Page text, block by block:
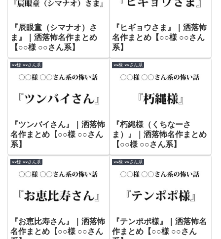
『辰眼童（シマナオ）さ
ま』｜洒落怖名作まとめ
【○○様 ○○さん系】
『ヒギョウさま』｜洒落怖
名作まとめ【○○様 ○○さん
系】
○○様 ○○さん系
『ツンバイさん』｜洒落怖
名作まとめ【○○様 ○○さん
系】
○○様 ○○さん系
『朽縄様（くちなーさ
ま）』｜洒落怖名作まとめ
【○○様 ○○さん系】
○○様 ○○さん系
『お恵比寿さん』｜洒落怖
名作まとめ【○○様 ○○さん
○○様 ○○さん系
『テンポポ様』｜洒落怖名
作まとめ【○○様 ○○さん